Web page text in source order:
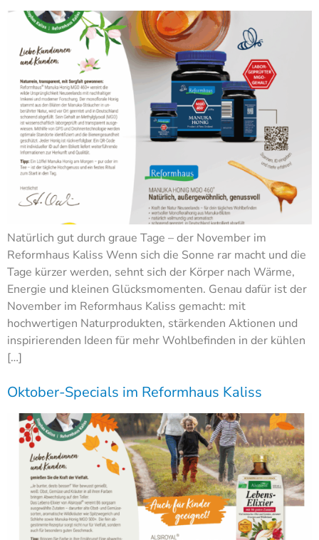
Natürlich gut durch graue Tage – der November im
Reformhaus Kaliss Wenn sich die Sonne rar macht und die
Tage kürzer werden, sehnt sich der Körper nach Wärme,
Energie und kleinen Glücksmomenten. Genau dafür ist der
November im Reformhaus Kaliss gemacht: mit
hochwertigen Naturprodukten, stärkenden Aktionen und
inspirierenden Ideen für mehr Wohlbefinden in der kühlen
[…]
Oktober-Specials im Reformhaus Kaliss